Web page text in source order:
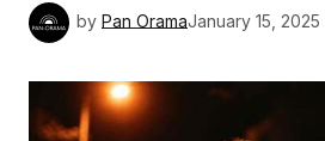
by Pan OramaJanuary 15, 2025